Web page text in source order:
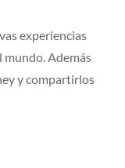
experiencias
mundo. Además
y compartirlos